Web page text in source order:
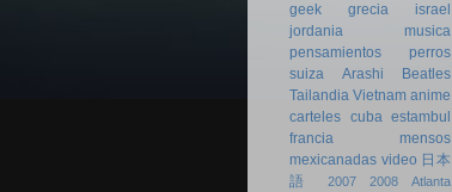
geek
grecia
israel
jordania
musica
pensamientos
perros
suiza
Arashi
Beatles
Tailandia Vietnam anime
carteles cuba estambul
francia
mensos
mexicanadas video 日本
語
2007 2008
Atlanta